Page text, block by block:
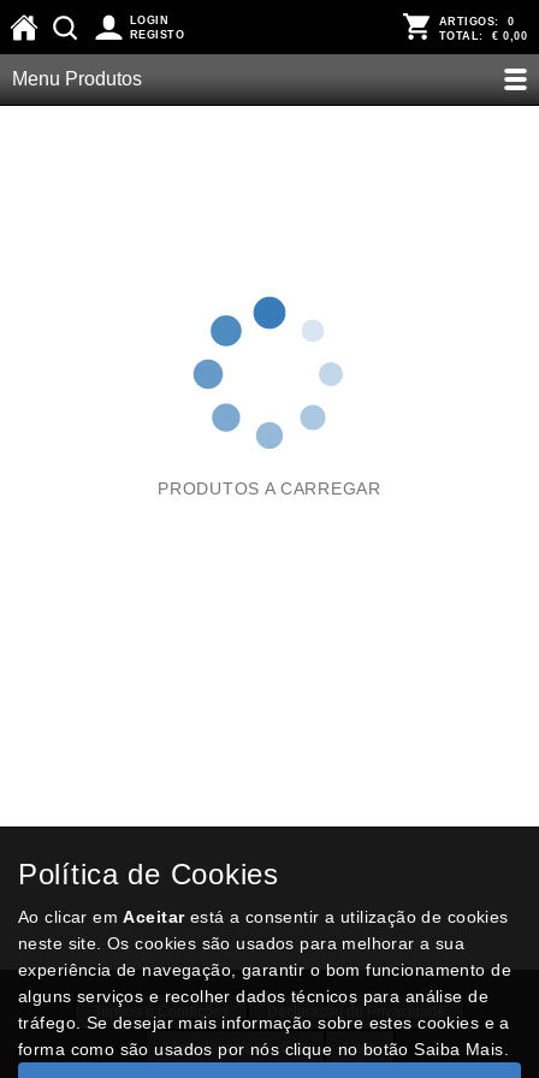
LOGIN
REGISTO
ARTIGOS: 0
TOTAL: € 0,00
Menu Produtos
PRODUTOS A CARREGAR
Termos e Condições
Livro de reclamações Lista
Política de Cookies
Ao clicar emAceitarestá a consentir a utilização de cookies
neste site. Os cookies são usados para melhorar a sua
experiência de navegação, garantir o bom funcionamento de
alguns serviços e recolher dados técnicos para análise de
tráfego. Se desejar mais informação sobre estes cookies e a
forma como são usados por nós clique no botão Saiba Mais.